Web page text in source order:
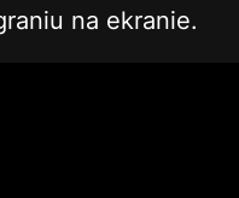
na ekranie.